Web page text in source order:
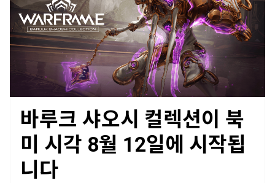
바루크 샤오시 컬렉션이 북
미 시각 8월 12일에 시작됩
니다